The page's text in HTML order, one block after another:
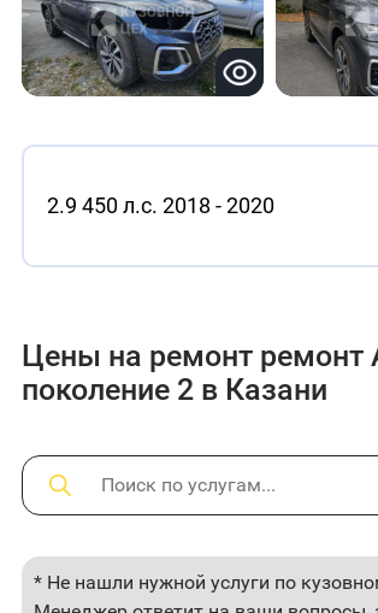
2.9 450 л.с. 2018 - 2020
Цены на ремонт ремонт
поколение 2 в Казани
* Не нашли нужной услуги по